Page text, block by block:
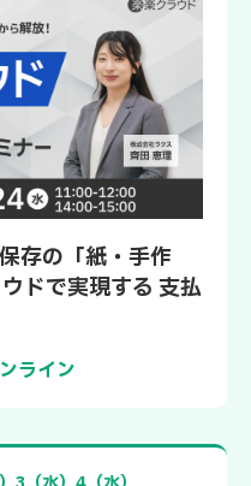
存の「紙・手作
ドで実現する 支払
ライン